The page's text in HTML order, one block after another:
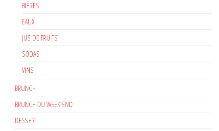
BIÈRES
EAUX
JUS DE FRUITS
SODAS
VINS
BRUNCH
BRUNCH DU WEEK-END
DESSERT